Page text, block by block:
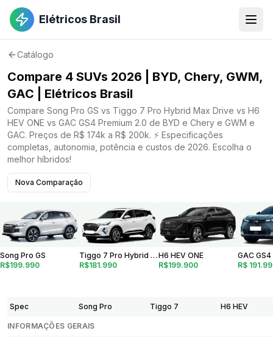
Elétricos Brasil
Catálogo
Compare 4 SUVs 2026 | BYD, Chery, GWM,
GAC | Elétricos Brasil
Compare Song Pro GS vs Tiggo 7 Pro Hybrid Max Drive vs H6
HEV ONE vs GAC GS4 Premium 2.0 de BYD e Chery e GWM e
GAC. Preços de R$ 174k a R$ 200k. ⚡ Especificações
completas, autonomia, potência e custos de 2026. Escolha o
melhor híbridos!
Nova Comparação
Song Pro GS
R$199.990
Tiggo 7 Pro Hybrid Max Drive
R$181.990
H6 HEV ONE
R$199.900
R$
Spec Song Pro Tiggo 7 H6 HEV
INFORMAÇÕES GERAIS